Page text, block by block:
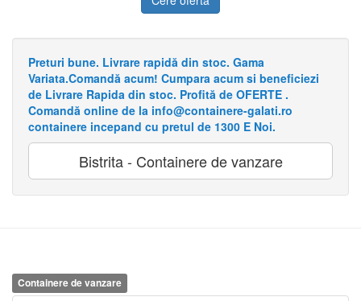
Preturi bune. Livrare rapidă din stoc. Gama
Variata.Comandă acum! Cumpara acum si beneficiezi
de Livrare Rapida din stoc. Profită de OFERTE .
Comandă online de la info@containere-galati.ro
containere incepand cu pretul de 1300 E Noi.
Bistrita - Containere de vanzare
Containere de vanzare